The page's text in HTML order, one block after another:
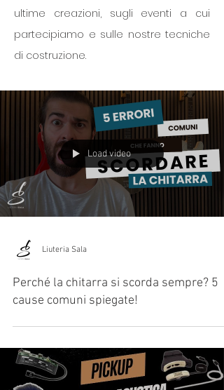
ultime creazioni, sugli eventi a cui
partecipiamo e sulle nostre tecniche
di costruzione.
Load video
Liuteria Sala
Perché la chitarra si scorda sempre? 5
cause comuni spiegate!